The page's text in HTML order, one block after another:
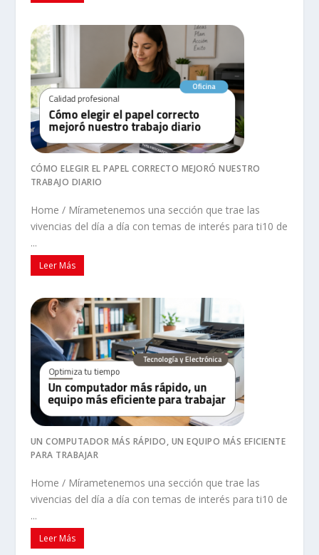
CÓMO ELEGIR EL PAPEL CORRECTO MEJORÓ NUESTRO
TRABAJO DIARIO
Home / Mírametenemos una sección que trae las
vivencias del día a día con temas de interés para ti10 de
...
Leer Más
UN COMPUTADOR MÁS RÁPIDO, UN EQUIPO MÁS EFICIENTE
PARA TRABAJAR
Home / Mírametenemos una sección que trae las
vivencias del día a día con temas de interés para ti10 de
...
Leer Más